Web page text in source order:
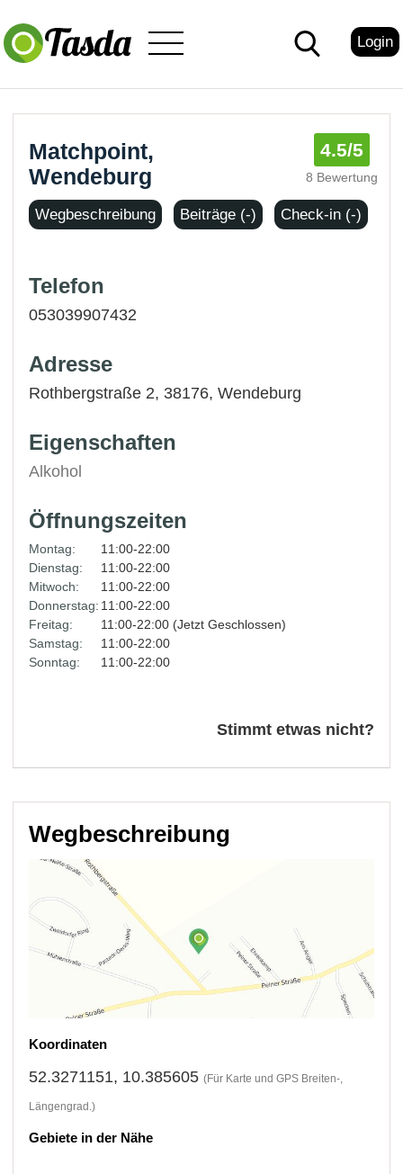
Login
Matchpoint,
Wendeburg
4.5/5
8 Bewertung
Wegbeschreibung Beiträge (-) Check-in (-)
Telefon
053039907432
Adresse
Rothbergstraße 2, 38176,Wendeburg
Eigenschaften
Alkohol
Öffnungszeiten
Montag:
11:00-22:00
Dienstag:
11:00-22:00
Mitwoch:
11:00-22:00
Donnerstag: 11:00-22:00
Freitag:
11:00-22:00 (Jetzt Geschlossen)
Samstag:
11:00-22:00
Sonntag:
11:00-22:00
Stimmt etwas nicht?
Wegbeschreibung
Koordinaten
52.3271151, 10.385605 (Für Karte und GPS Breiten-,
Längengrad.)
Gebiete in der Nähe